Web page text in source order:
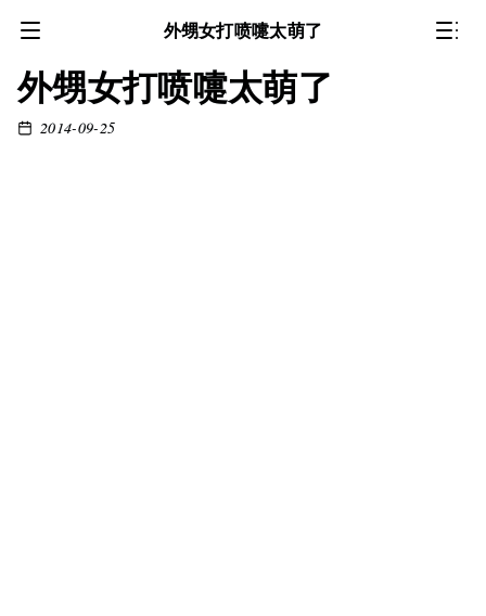
外甥女打喷嚏太萌了
外甥女打喷嚏太萌了
2014-09-25